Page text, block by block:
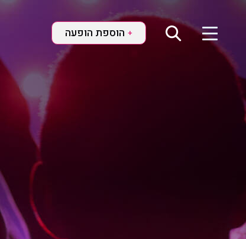
+ הוספת הופעה